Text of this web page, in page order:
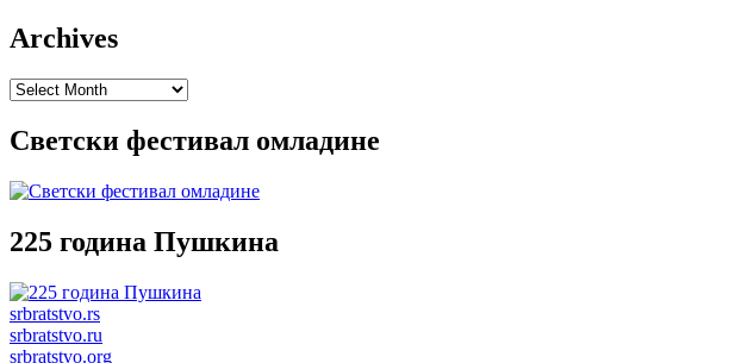
Archives
Archives
Светски фестивал омладине
225 година Пушкина
srbratstvo.rs
srbratstvo.ru
srbratstvo.org